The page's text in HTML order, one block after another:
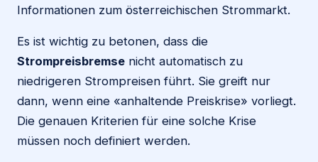
Informationen zum österreichischen Strommarkt.
Es ist wichtig zu betonen, dass die
Strompreisbremse nicht automatisch zu
niedrigeren Strompreisen führt. Sie greift nur
dann, wenn eine «anhaltende Preiskrise» vorliegt.
Die genauen Kriterien für eine solche Krise
müssen noch definiert werden.